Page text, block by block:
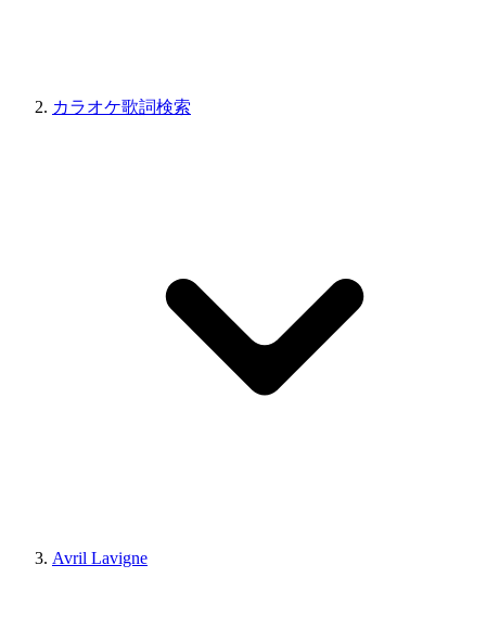
カラオケ歌詞検索
Avril Lavigne